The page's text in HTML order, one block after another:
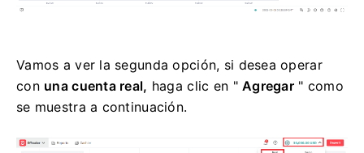
Vamos a ver la segunda opción, si desea operar
con una cuenta real, haga clic en "Agregar " como
se muestra a continuación.